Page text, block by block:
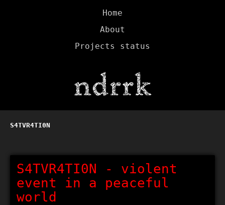
Home
About
Projects status
S4TVR4TI0N
S4TVR4TI0N - violent
event in a peaceful
world